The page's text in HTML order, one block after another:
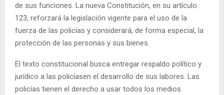
de sus funciones. La nueva Constitución, en su artículo
123, reforzará la legislación vigente para el uso de la
fuerza de las policías y considerará, de forma especial, la
protección de las personas y sus bienes.
El texto constitucional busca entregar respaldo político y
jurídico a las policíasen el desarrollo de sus labores. Las
policías tienen el derecho a usar todos los medios